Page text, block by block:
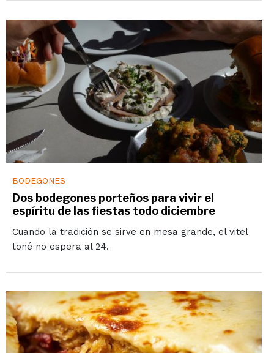
BODEGONES
Dos bodegones porteños para vivir el
espíritu de las fiestas todo diciembre
Cuando la tradición se sirve en mesa grande, el vitel
toné no espera al 24.